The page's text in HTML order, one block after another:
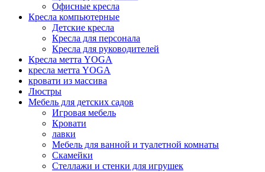
Офисные кресла
Кресла компьютерные
Детские кресла
Кресла для персонала
Кресла для руководителей
Кресла метта YOGA
кресла метта YOGA
кровати из массива
Люстры
Мебель для детских садов
Игровая мебель
Кровати
лавки
Мебель для ванной и туалетной комнаты
Скамейки
Стеллажи и стенки для игрушек